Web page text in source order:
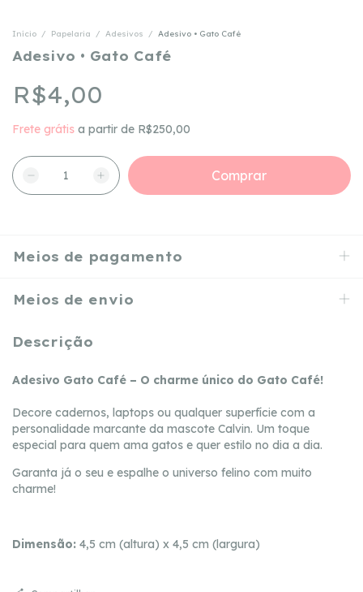
Início / Papelaria / Adesivos / Adesivo • Gato Café
Adesivo • Gato Café
R$4,00
Frete grátis a partir de R$250,00
Meios de pagamento
Meios de envio
Descrição
Adesivo Gato Café – O charme único do Gato Café!
Decore cadernos, laptops ou qualquer superfície com a
personalidade marcante da mascote Calvin. Um toque
especial para quem ama gatos e quer estilo no dia a dia.
Garanta já o seu e espalhe o universo felino com muito
charme!
Dimensão: 4,5 cm (altura) x 4,5 cm (largura)